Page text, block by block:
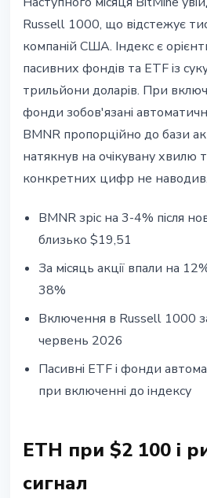
Russell 1000, що відстежує
компаній США. Індекс є
пасивних фондів та ETF із
трильйони доларів. При
фонди зобов'язані
BMNR пропорційно до бази
натякнув на очікувану хвилю
конкретних цифр не наводив.
BMNR зріс на 3-4% після
близько $19,51
За місяць акції впали на
38%
Включення в Russell 1000
червень 2026
Пасивні ETF і фонди
при включенні до індексу
ETH при $2 100 і
сигнал